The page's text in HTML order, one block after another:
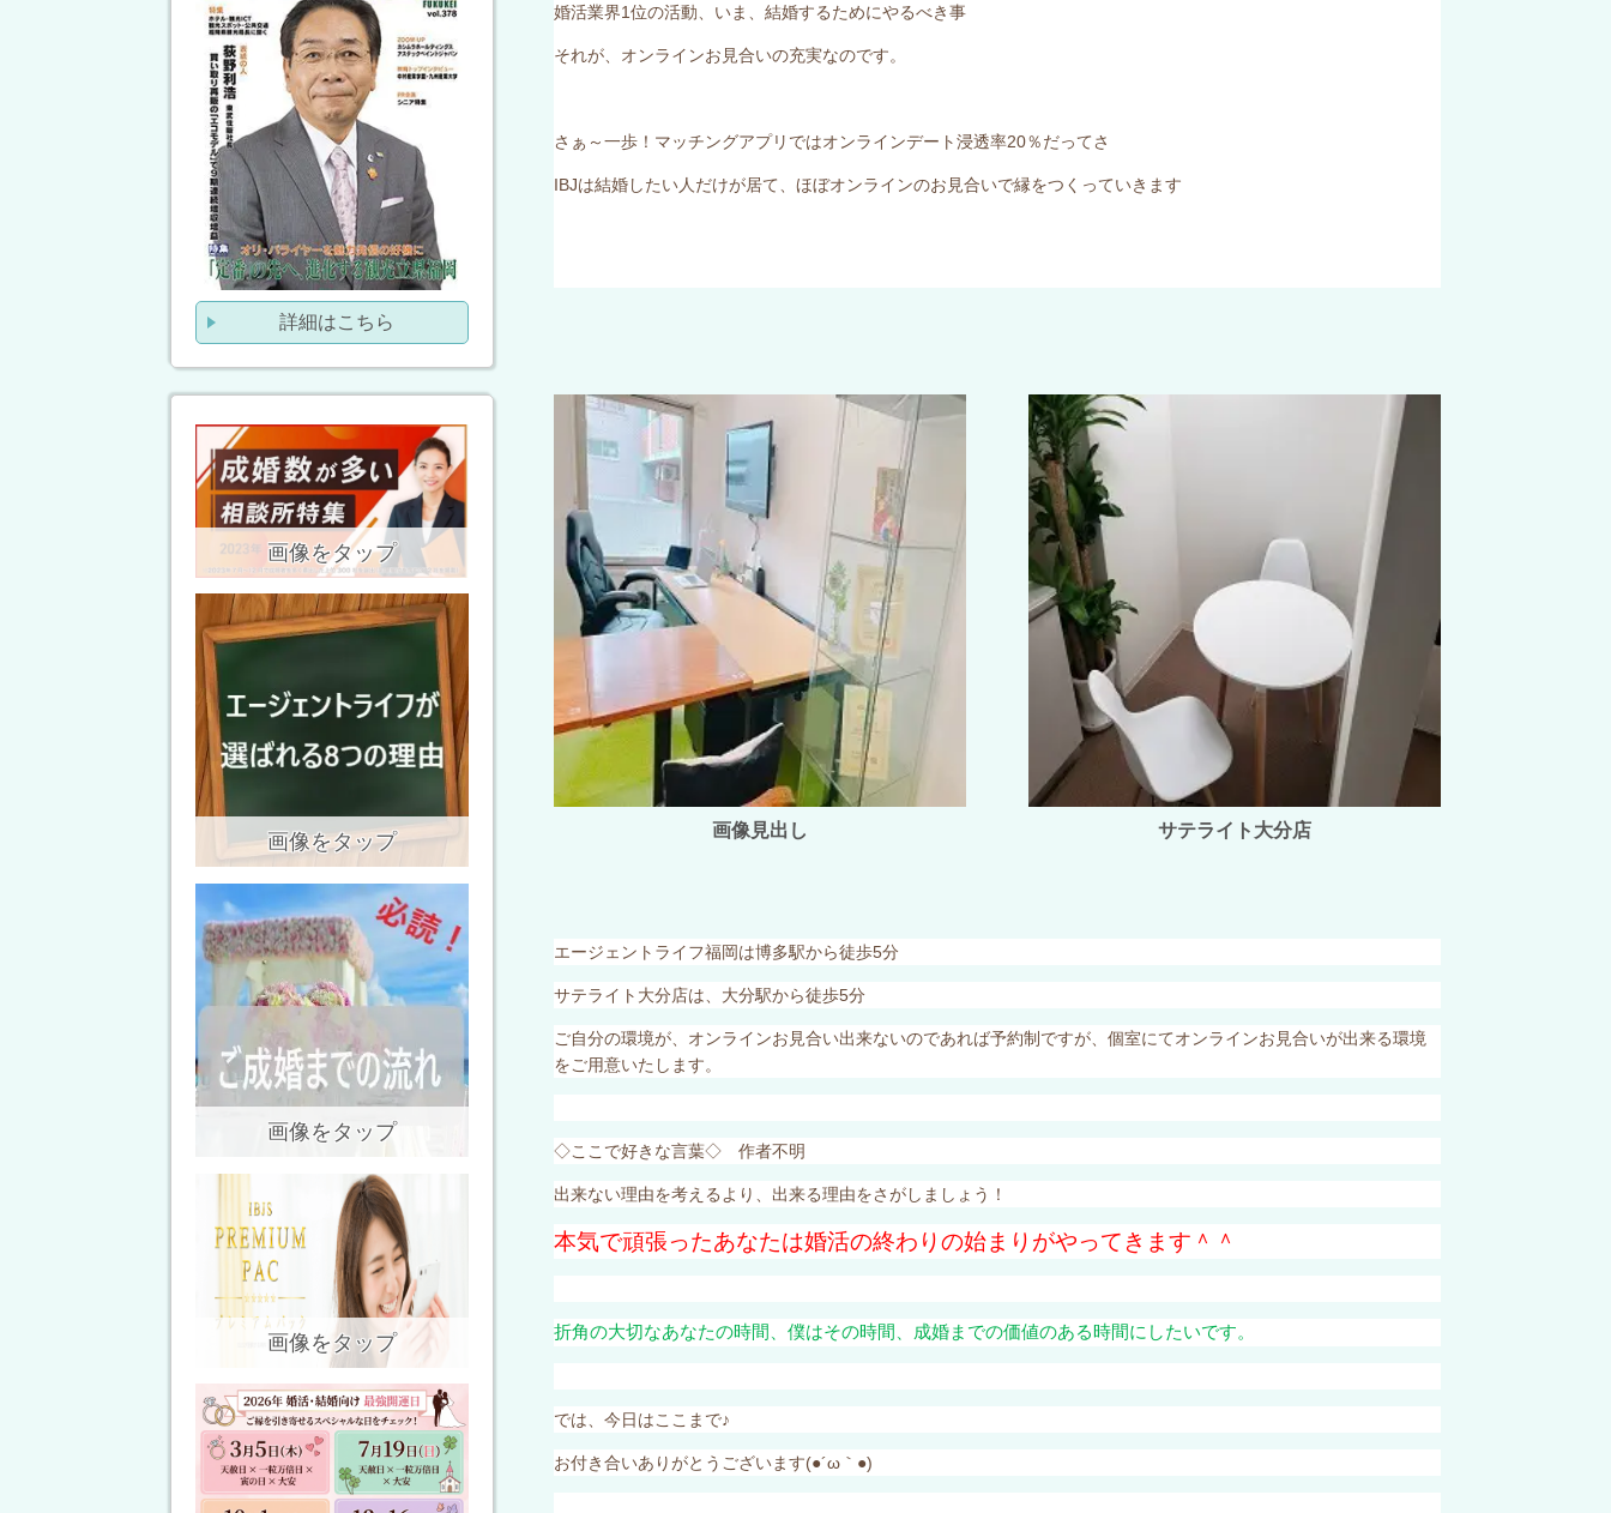
婚活業界1位の活動、いま、結婚するためにやるべき事
それが、オンラインお見合いの充実なのです。
さぁ～一歩！マッチングアプリではオンラインデート浸透率20％だってさ
IBJは結婚したい人だけが居て、ほぼオンラインのお見合いで縁をつくっていきます
画像見出し サテライト大分店
エージェントライフ福岡は博多駅から徒歩5分
サテライト大分店は、大分駅から徒歩5分
ご自分の環境が、オンラインお見合い出来ないのであれば予約制ですが、個室にてオンラインお見合いが出来る環境
をご用意いたします。
◇ここで好きな言葉◇ 作者不明
出来ない理由を考えるより、出来る理由をさがしましょう！
本気で頑張ったあなたは婚活の終わりの始まりがやってきます＾＾
折角の大切なあなたの時間、僕はその時間、成婚までの価値のある時間にしたいです。
では、今日はここまで♪
お付き合いありがとうございます(●´ω ｀ ●)
詳細はこちら
画像をタップ
画像をタップ
画像をタップ
画像をタップ